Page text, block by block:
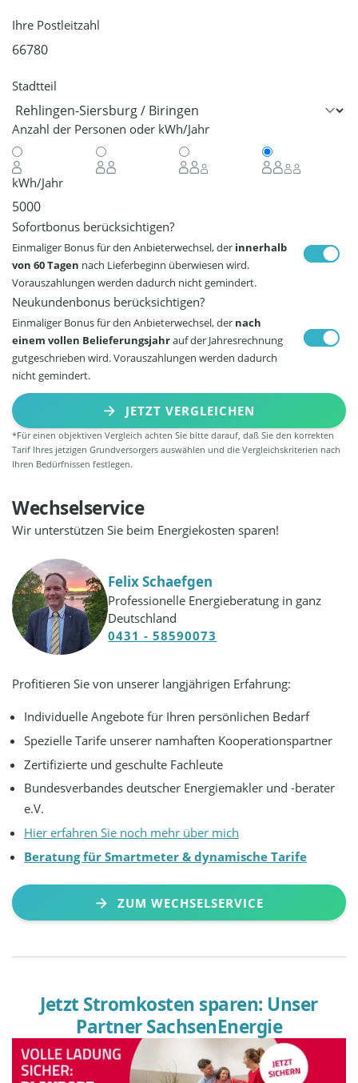
Ihre Postleitzahl
Stadtteil
Anzahl der Personen oder kWh/Jahr
kWh/Jahr
Sofortbonus berücksichtigen?
Einmaliger Bonus für den Anbieterwechsel, der innerhalb
von 60 Tagen nach Lieferbeginn überwiesen wird.
Vorauszahlungen werden dadurch nicht gemindert.
Neukundenbonus berücksichtigen?
Einmaliger Bonus für den Anbieterwechsel, der nach
einem vollen Belieferungsjahrauf der Jahresrechnung
gutgeschrieben wird. Vorauszahlungen werden dadurch
nicht gemindert.
JETZT VERGLEICHEN
*Für einen objektiven Vergleich achten Sie bitte darauf, daß Sie den korrekten
Tarif Ihres jetzigen Grundversorgers auswählen und die Vergleichskriterien nach
Ihren Bedürfnissen festlegen.
Wechselservice
Wir unterstützen Sie beim Energiekosten sparen!
Felix Schaefgen
Professionelle Energieberatung in ganz
Deutschland
0431 - 58590073
Profitieren Sie von unserer langjährigen Erfahrung:
Individuelle Angebote für Ihren persönlichen Bedarf
Spezielle Tarife unserer namhaften Kooperationspartner
Zertifizierte und geschulte Fachleute
Bundesverbandes deutscher Energiemakler und -berater
e.V.
Hier erfahren Sie noch mehr über mich
Beratung für Smartmeter & dynamische Tarife
ZUM WECHSELSERVICE
Jetzt Stromkosten sparen: Unser
Partner SachsenEnergie